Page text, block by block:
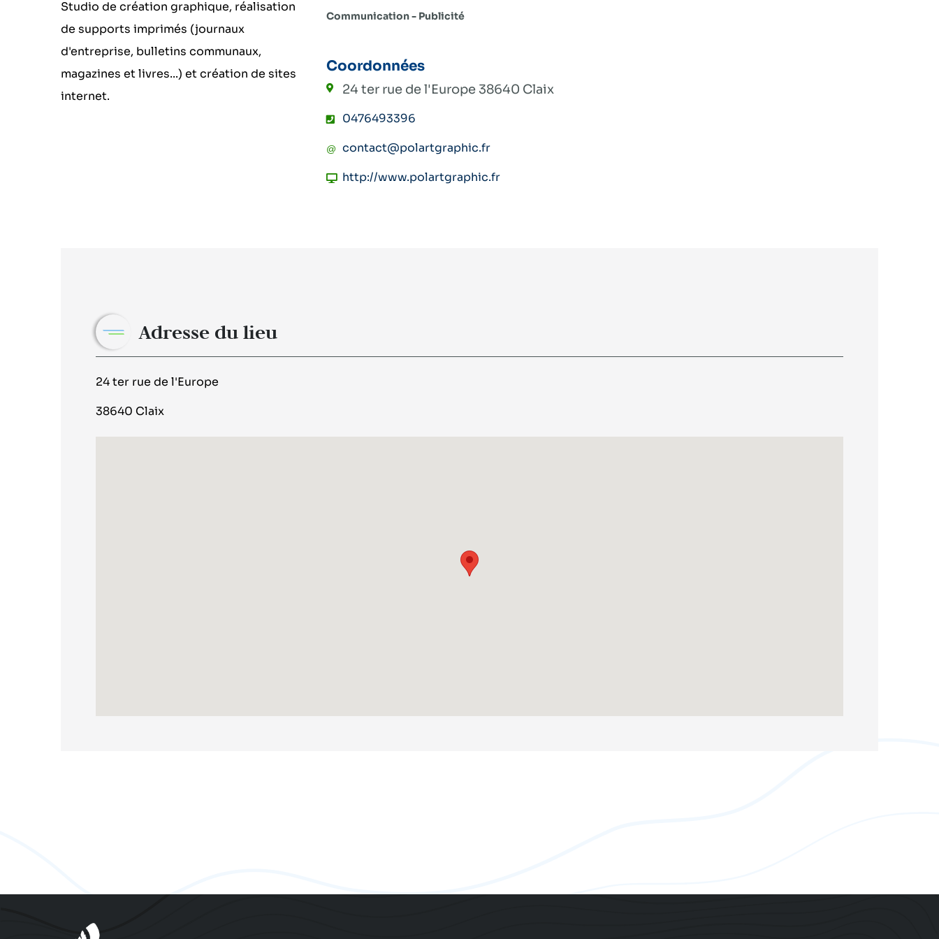
Studio de création graphique, réalisation
de supports imprimés (journaux
d'entreprise, bulletins communaux,
magazines et livres...) et création de sites
internet.
Communication - Publicité
Coordonnées
24 ter rue de l'Europe38640 Claix
0476493396
contact@polartgraphic.fr
http://www.polartgraphic.fr
Adresse du lieu
24 ter rue de l'Europe
38640 Claix